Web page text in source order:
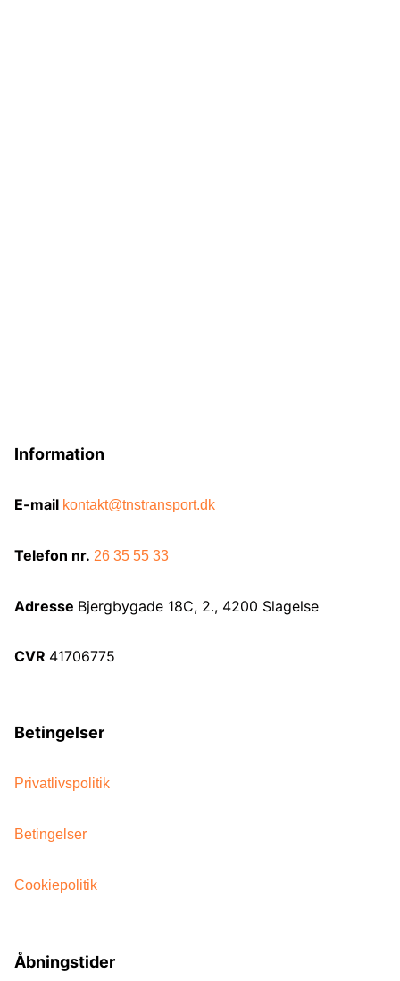
Information
E-mail kontakt@tnstransport.dk
Telefon nr. 26 35 55 33
Adresse Bjergbygade 18C, 2., 4200 Slagelse
CVR 41706775
Betingelser
Privatlivspolitik
Betingelser
Cookiepolitik
Åbningstider